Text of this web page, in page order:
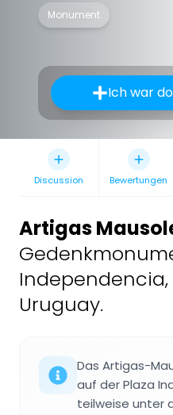
Monument
Ich war
Discussion Bewertungen
Artigas
Uruguay.
Das Artigas-
auf der Plaza
teilweise unter